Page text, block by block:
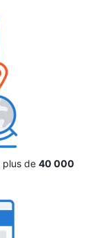
plus de 40 000